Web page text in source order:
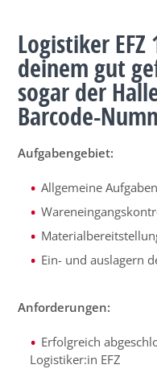
Logistiker
deinem gut
sogar der
Barcode-
Aufgabengebiet:
Allgemeine
Ein- und auslagern
Anforderungen:
Erfolgreich
Logistiker:in EFZ